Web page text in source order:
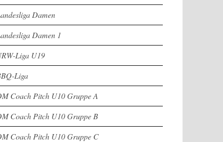
Damen
Damen 1
Liga U19
Liga
Coach Pitch U10 Gruppe A
Coach Pitch U10 Gruppe B
Coach Pitch U10 Gruppe C